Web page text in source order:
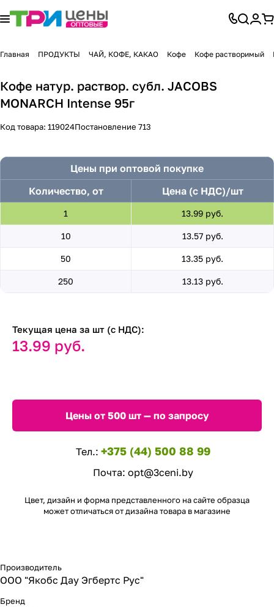
Главная ПРОДУКТЫ ЧАЙ, КОФЕ, КАКАО Кофе Кофе растворимый
Кофе натур. раствор. субл. JACOBS
MONARCH Intense 95г
Код товара: 119024Постановление 713
Цены при оптовой покупке
Количество, от
Цена (с НДС)/шт
1 13.99 руб.
10 13.57 руб.
50 13.35 руб.
250 13.13 руб.
Текущая цена за шт (с НДС):
13.99 руб.
Цены от 500 шт — по запросу
Тел.: +375 (44) 500 88 99
Почта: opt@3ceni.by
Цвет, дизайн и форма представленного на сайте образца
может отличаться от дизайна товара в магазине
Производитель
ООО "Якобс Дау Эгбертс Рус"
Бренд